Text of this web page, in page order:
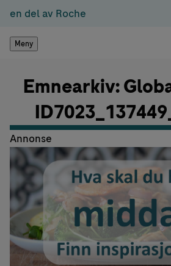
en del av Roche
Meny
Emnearkiv:
Annonse